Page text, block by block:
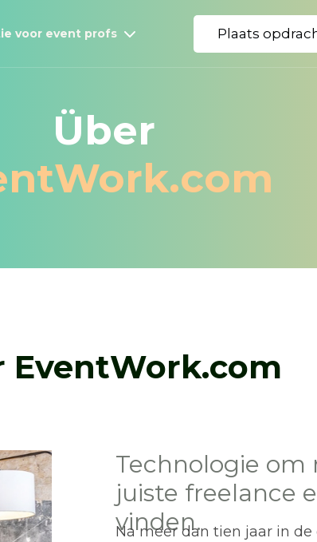
voor event profs Plaats
Über
EventWork.com
Technologie
juiste freelance
vinden.
Na meer dan tien jaar in